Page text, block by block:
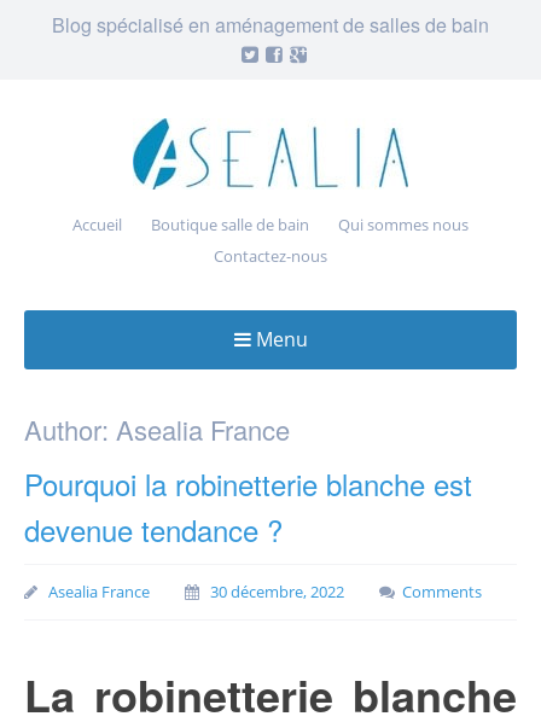
Blog spécialisé en aménagement de salles de bain
Accueil Boutique salle de bain
Qui sommes nous
Contactez-nous
Menu
content
Author: Asealia France
Pourquoi la robinetterie blanche est
devenue tendance ?
Asealia France 30 décembre, 2022 Comments
La robinetterie blanche